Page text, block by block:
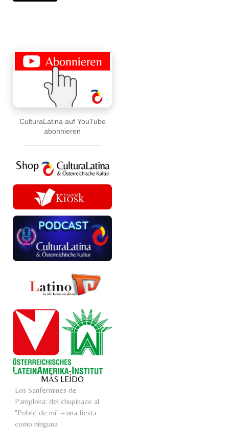
CulturaLatina auf YouTube
abonnieren
MÁS LEÍDO
Los Sanfermines de
Pamplona: del chupinazo al
"Pobre de mí" – una fiesta
como ninguna